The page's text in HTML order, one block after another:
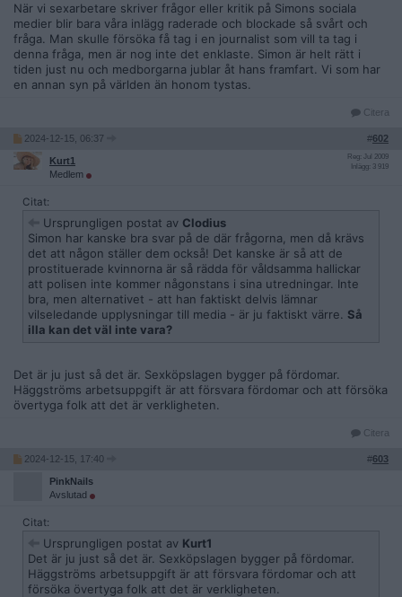
När vi sexarbetare skriver frågor eller kritik på Simons sociala
medier blir bara våra inlägg raderade och blockade så svårt och
fråga. Man skulle försöka få tag i en journalist som vill ta tag i
denna fråga, men är nog inte det enklaste. Simon är helt rätt i
tiden just nu och medborgarna jublar åt hans framfart. Vi som har
en annan syn på världen än honom tystas.
Citera
2024-12-15, 06:37 #602
Kurt1
Medlem
Reg: Jul 2009
Inlägg: 3 919
Citat:
Ursprungligen postat av Clodius
Simon har kanske bra svar på de där frågorna, men då krävs
det att någon ställer dem också! Det kanske är så att de
prostituerade kvinnorna är så rädda för våldsamma hallickar
att polisen inte kommer någonstans i sina utredningar. Inte
bra, men alternativet - att han faktiskt delvis lämnar
vilseledande upplysningar till media - är ju faktiskt värre. Så
illa kan det väl inte vara?
Det är ju just så det är. Sexköpslagen bygger på fördomar.
Häggströms arbetsuppgift är att försvara fördomar och att försöka
övertyga folk att det är verkligheten.
Citera
2024-12-15, 17:40 #603
PinkNails
Avslutad
Citat:
Ursprungligen postat av Kurt1
Det är ju just så det är. Sexköpslagen bygger på fördomar.
Häggströms arbetsuppgift är att försvara fördomar och att
försöka övertyga folk att det är verkligheten.